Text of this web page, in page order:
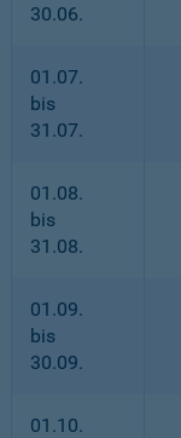
30.06.
01.07.
bis
31.07.
01.08.
bis
31.08.
01.09.
bis
30.09.
01.10.